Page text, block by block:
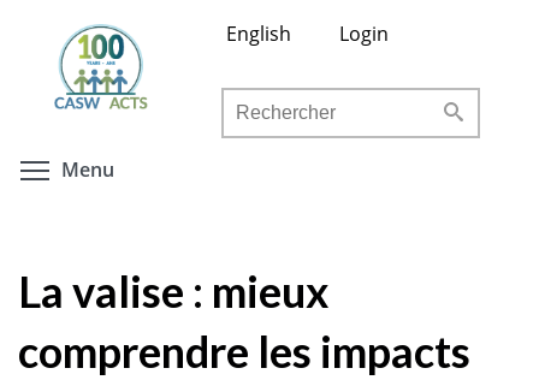
contenu
principal
English Login
Rechercher
Menu
La valise : mieux
comprendre les impacts